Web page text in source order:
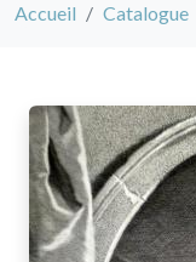
Accueil Catalogue